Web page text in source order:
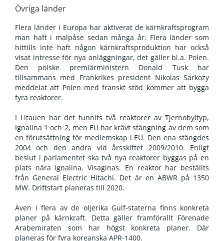
Övriga länder
Flera länder i Europa har aktiverat de kärnkraftsprogram
man haft i malpåse sedan många år. Flera länder som
hittills inte haft någon kärnkraftsproduktion har också
visat intresse för nya anläggningar, det gäller bl.a. Polen.
Den polske premiärministern Donald Tusk har
tillsammans med Frankrikes president Nikolas Sarkozy
meddelat att Polen med franskt stöd kommer att bygga
fyra reaktorer.
I Litauen har det funnits två reaktorer av Tjernobyltyp,
Ignalina 1 och 2, men EU har krävt stängning av dem som
en förutsättning för medlemskap i EU. Den ena stängdes
2004 och den andra vid årsskiftet 2009/2010. Enligt
beslut i parlamentet ska två nya reaktorer byggas på en
plats nära Ignalina, Visaginas. En reaktor har beställts
från General Electric Hitachi. Det är en ABWR på 1350
MW. Driftstart planeras till 2020.
Även i flera av de oljerika Gulf-staterna finns konkreta
planer på kärnkraft. Detta gäller framförallt Förenade
Arabemiraten som har högst konkreta planer. Där
planeras för fyra koreanska APR-1400.